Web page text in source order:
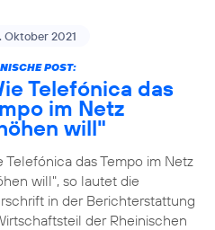
Oktober 2021
POST:
Telefónica das
im Netz
will"
Telefónica das Tempo im Netz
will", so lautet die
in der Berichterstattung
der Rheinischen